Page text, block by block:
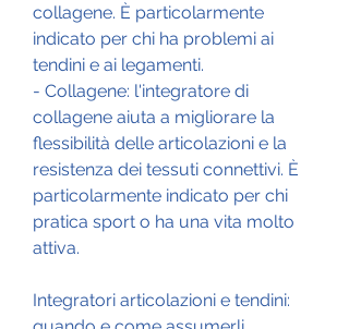
collagene. È particolarmente
indicato per chi ha problemi ai
tendini e ai legamenti.
- Collagene: l'integratore di
collagene aiuta a migliorare la
flessibilità delle articolazioni e la
resistenza dei tessuti connettivi. È
particolarmente indicato per chi
pratica sport o ha una vita molto
attiva.
Integratori articolazioni e tendini: